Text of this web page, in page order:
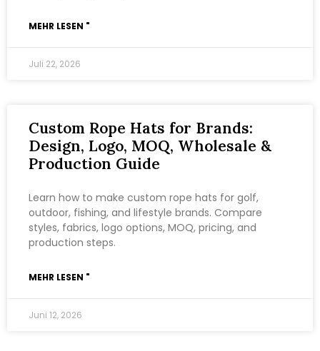
MEHR LESEN "
Juli 22, 2026
Custom Rope Hats for Brands:
Design, Logo, MOQ, Wholesale &
Production Guide
Learn how to make custom rope hats for golf,
outdoor, fishing, and lifestyle brands. Compare
styles, fabrics, logo options, MOQ, pricing, and
production steps.
MEHR LESEN "
Juni 12, 2026